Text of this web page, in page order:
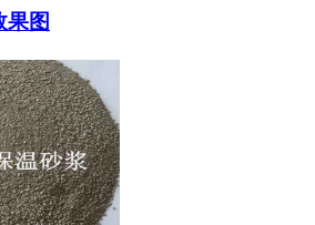
果图